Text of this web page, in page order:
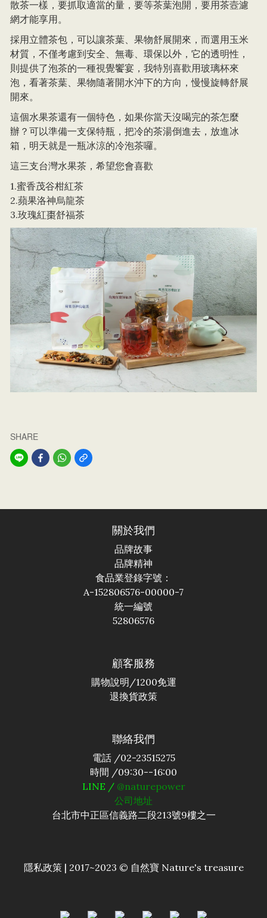
散茶一樣，要抓取適當的量，要等茶葉泡開，要用茶壼濾
網才能享用。
採用立體茶包，可以讓茶葉、果物舒展開來，而選用玉米
材質，不僅考慮到安全、無毒、環保以外，它的透明性，
則提供了泡茶的一種視覺饗宴，我特別喜歡用玻璃杯來
泡，看著茶葉、果物隨著開水沖下的方向，慢慢旋轉舒展
開來。
這個水果茶還有一個特色，如果你當天沒喝完的茶怎麼
辦？可以準備一支保特瓶，把冷的茶湯倒進去，放進冰
箱，明天就是一瓶冰涼的冷泡茶囉。
這三支台灣水果茶，希望您會喜歡
1.蜜香茂谷柑紅茶
2.蘋果洛神烏龍茶
3.玫瑰紅棗舒福茶
SHARE
關於我們
品牌故事
品牌精神
食品業登錄字號：
A-152806576-00000-7
統一編號
52806576
顧客服務
購物說明 /1200免運
退換貨政策
聯絡我們
電話 /02-23515275
時間 /09:30--16:00
LINE / @naturepower
公司地址
台北市中正區信義路二段213號9樓之一
隱私政策 | 2017~2023 © 自然寶 Nature's treasure